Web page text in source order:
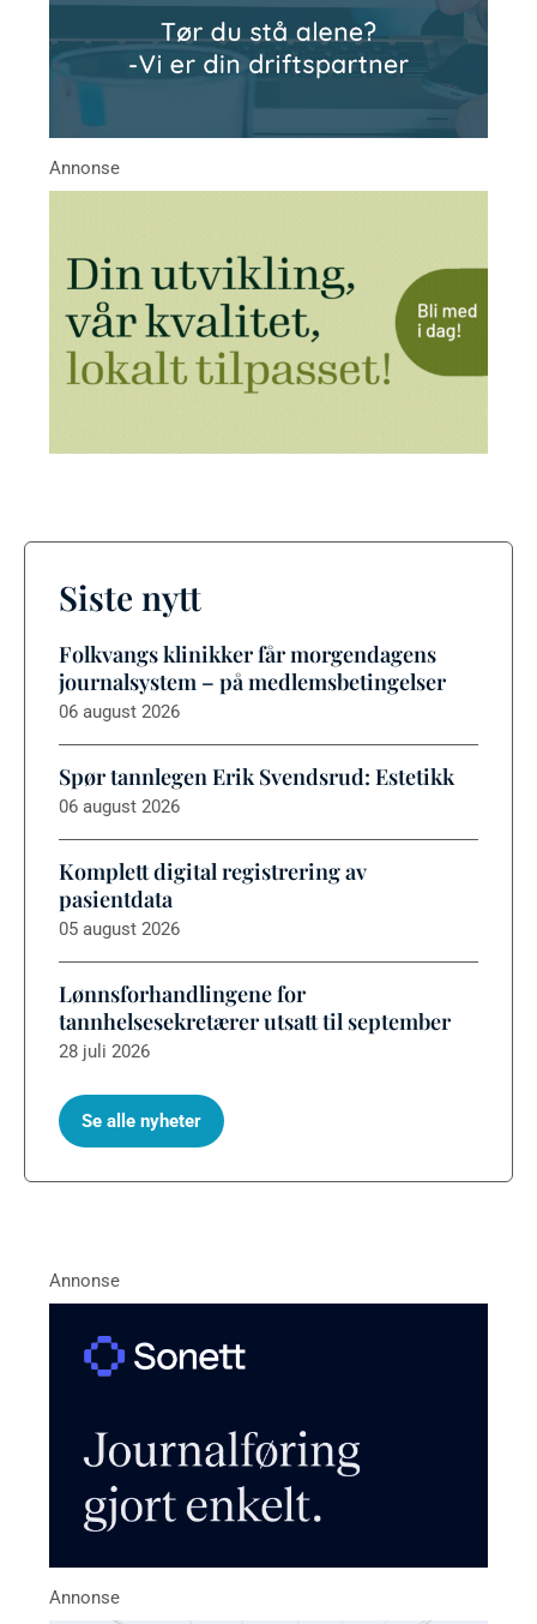
Siste nytt
Folkvangs klinikker får morgendagens
journalsystem – på medlemsbetingelser
06 august 2026
Spør tannlegen Erik Svendsrud: Estetikk
06 august 2026
Komplett digital registrering av
pasientdata
05 august 2026
Lønnsforhandlingene for
tannhelsesekretærer utsatt til september
28 juli 2026
Se alle nyheter